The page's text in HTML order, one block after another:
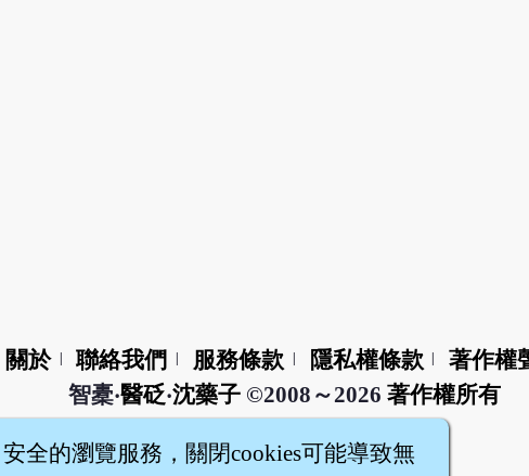
關於 聯絡我們 服務條款 隱私權條款
著作權
智橐‧醫砭‧沈藥子©2008～2026 著作權所有
全的瀏覽服務，關閉cookies可能導致無